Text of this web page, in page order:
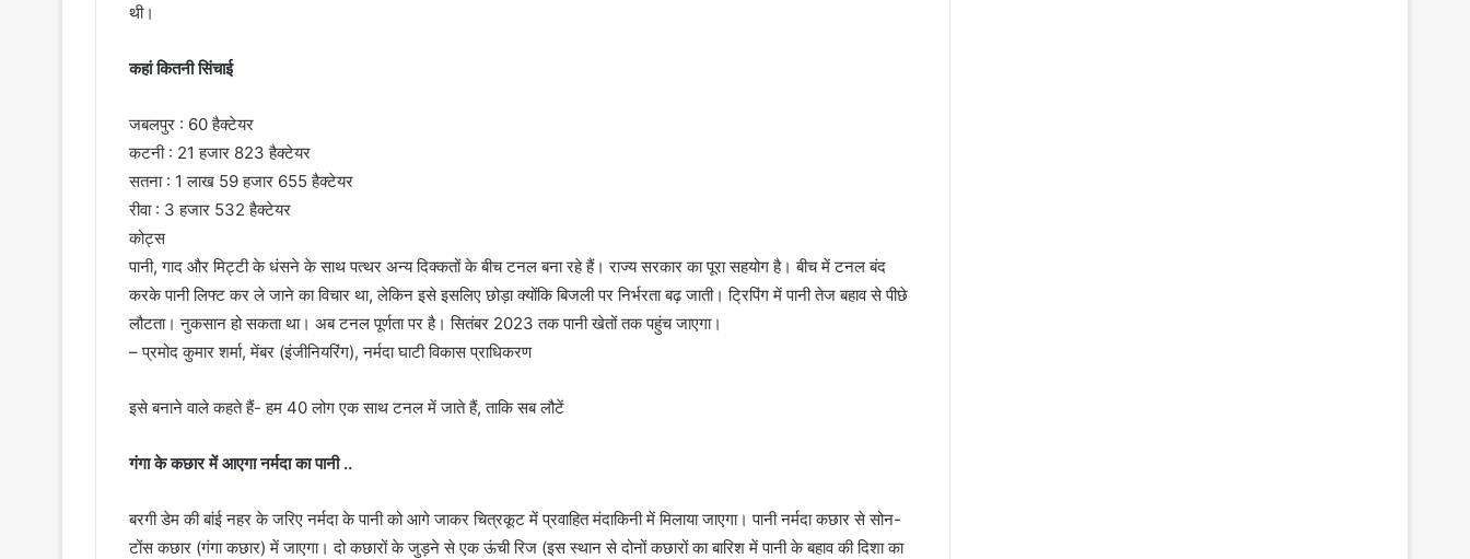
थी।
कहां कितनी सिंचाई
जबलपुर : 60 हैक्टेयर
कटनी : 21 हजार 823 हैक्टेयर
सतना : 1 लाख 59 हजार 655 हैक्टेयर
रीवा : 3 हजार 532 हैक्टेयर
कोट्स
पानी, गाद और मिट्टी के धंसने के साथ पत्थर अन्य दिक्कतों के बीच टनल बना रहे हैं। राज्य सरकार का पूरा सहयोग है। बीच में टनल बंद
करके पानी लिफ्ट कर ले जाने का विचार था, लेकिन इसे इसलिए छोड़ा क्योंकि बिजली पर निर्भरता बढ़ जाती। ट्रिपिंग में पानी तेज बहाव से पीछे
लौटता। नुकसान हो सकता था। अब टनल पूर्णता पर है। सितंबर 2023 तक पानी खेतों तक पहुंच जाएगा।
– प्रमोद कुमार शर्मा, मेंबर (इंजीनियरिंग), नर्मदा घाटी विकास प्राधिकरण
इसे बनाने वाले कहते हैं- हम 40 लोग एक साथ टनल में जाते हैं, ताकि सब लौटें
गंगा के कछार में आएगा नर्मदा का पानी ..
बरगी डेम की बांई नहर के जरिए नर्मदा के पानी को आगे जाकर चित्रकूट में प्रवाहित मंदाकिनी में मिलाया जाएगा। पानी नर्मदा कछार से सोन-
टोंस कछार (गंगा कछार) में जाएगा। दो कछारों के जुड़ने से एक ऊंची रिज (इस स्थान से दोनों कछारों का बारिश में पानी के बहाव की दिशा का